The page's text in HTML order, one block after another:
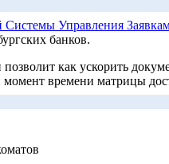
Системы Управления
банков.
как ускорить
времени матрицы